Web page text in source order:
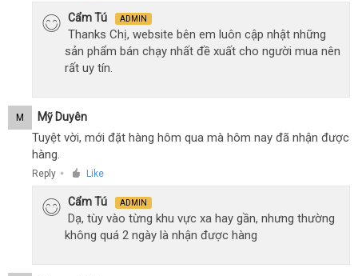
Cẩm Tú ADMIN
Thanks Chị, website bên em luôn cập nhật những
sản phẩm bán chạy nhất đề xuất cho người mua nên
rất uy tín.
M Mỹ Duyên
Tuyệt vời, mới đặt hàng hôm qua mà hôm nay đã nhận được
hàng.
Reply ● Like
Cẩm Tú ADMIN
Dạ, tùy vào từng khu vực xa hay gần, nhưng thường
không quá 2 ngày là nhận được hàng